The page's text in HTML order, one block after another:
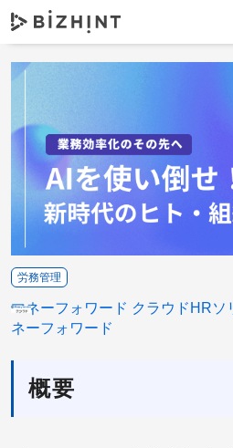
概要
労務管理
マネーフォワード クラウドHRソ
ネーフォワード